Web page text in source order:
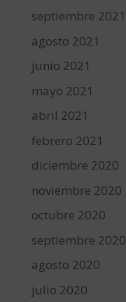
septiembre 2021
agosto 2021
junio 2021
mayo 2021
abril 2021
febrero 2021
diciembre 2020
noviembre 2020
octubre 2020
septiembre 2020
agosto 2020
julio 2020